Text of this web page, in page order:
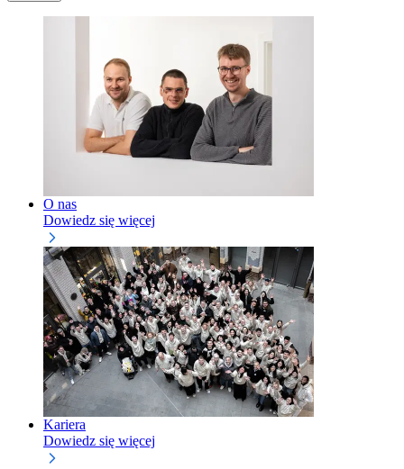
O nas
Dowiedz się więcej
Kariera
Dowiedz się więcej